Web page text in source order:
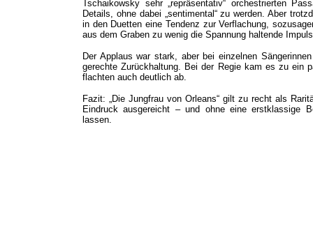
Tschaikowsky sehr „repräsentativ“ orchestrierten
Details, ohne dabei „sentimental“ zu werden. Aber
in den Duetten eine Tendenz zur Verflachung,
aus dem Graben zu wenig die Spannung haltende
Der Applaus war stark, aber bei einzelnen
gerechte Zurückhaltung. Bei der Regie kam es zu ein
flachten auch deutlich ab.
Fazit: „Die Jungfrau von Orleans“ gilt zu recht als
Eindruck ausgereicht – und ohne eine erstklassige
lassen.